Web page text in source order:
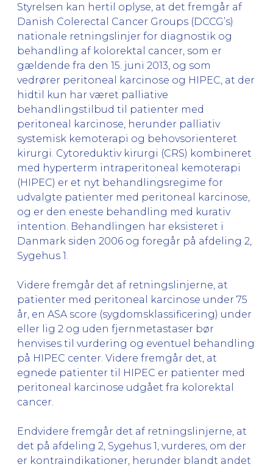
Styrelsen kan hertil oplyse, at det fremgår af
Danish Colerectal Cancer Groups (DCCG’s)
nationale retningslinjer for diagnostik og
behandling af kolorektal cancer, som er
gældende fra den 15. juni 2013, og som
vedrører peritoneal karcinose og HIPEC, at der
hidtil kun har været palliative
behandlingstilbud til patienter med
peritoneal karcinose, herunder palliativ
systemisk kemoterapi og behovsorienteret
kirurgi. Cytoreduktiv kirurgi (CRS) kombineret
med hyperterm intraperitoneal kemoterapi
(HIPEC) er et nyt behandlingsregime for
udvalgte patienter med peritoneal karcinose,
og er den eneste behandling med kurativ
intention. Behandlingen har eksisteret i
Danmark siden 2006 og foregår på afdeling 2,
Sygehus 1.
Videre fremgår det af retningslinjerne, at
patienter med peritoneal karcinose under 75
år, en ASA score (sygdomsklassificering) under
eller lig 2 og uden fjernmetastaser bør
henvises til vurdering og eventuel behandling
på HIPEC center. Videre fremgår det, at
egnede patienter til HIPEC er patienter med
peritoneal karcinose udgået fra kolorektal
cancer.
Endvidere fremgår det af retningslinjerne, at
det på afdeling 2, Sygehus 1, vurderes, om der
er kontraindikationer, herunder blandt andet